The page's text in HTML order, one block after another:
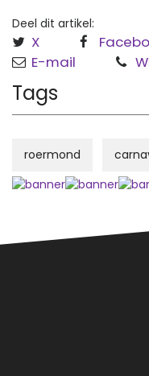
Deel dit artikel:
X
E-mail
Tags
roermond